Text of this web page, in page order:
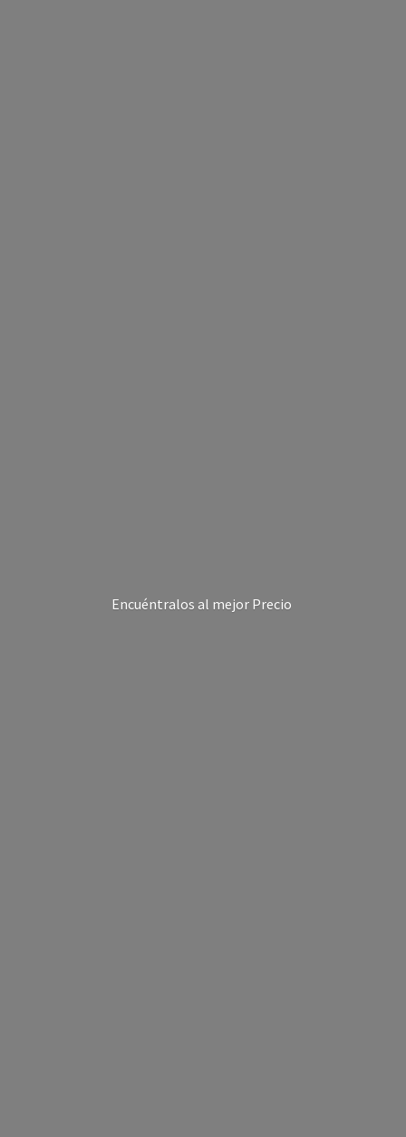
Encuéntralos al mejor Precio